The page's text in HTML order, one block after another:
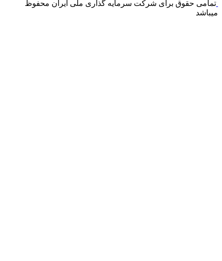
تمامی حقوق برای شرکت سرمایه گذاری ملی ایران محفوظ
میباشد